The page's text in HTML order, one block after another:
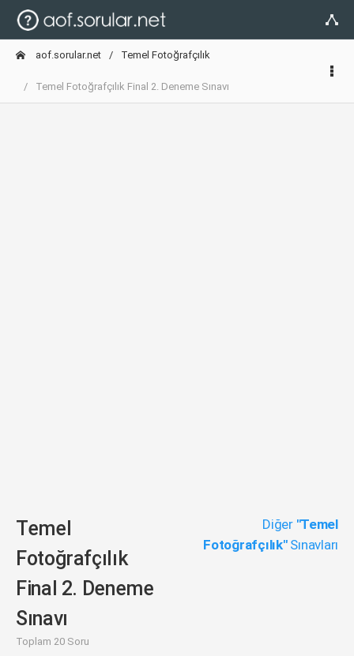
aof.sorular.net Temel Fotoğrafçılık
Temel Fotoğrafçılık Final 2. Deneme Sınavı
Temel
Fotoğrafçılık
Final 2. Deneme
Sınavı
Toplam 20 Soru
Diğer "Temel
Fotoğrafçılık"Sınavları